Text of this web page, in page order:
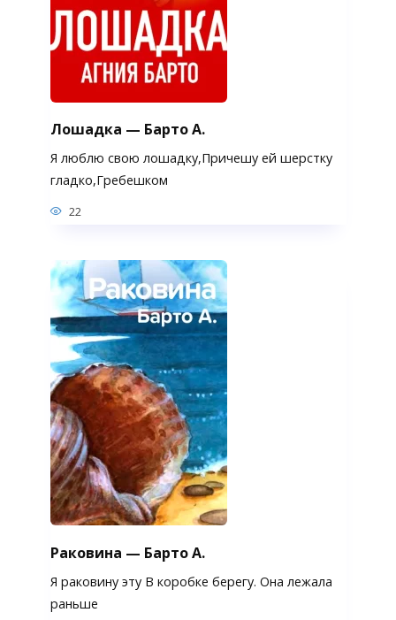
Лошадка — Барто А.
Я люблю свою лошадку,Причешу ей шерстку
гладко,Гребешком
22
Раковина — Барто А.
Я раковину эту В коробке берегу. Она лежала
раньше